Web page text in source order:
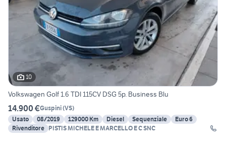
10
Volkswagen Golf 1.6 TDI 115CV DSG 5p. Business Blu
14.900 €Guspini(VS)
Usato
08/2019 129000 Km Diesel Sequenziale
Euro 6
Rivenditore PISTIS MICHELE E MARCELLO E C SNC